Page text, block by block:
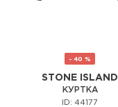
- 40 %
STONE ISLAND
КУРТКА
ID: 44177